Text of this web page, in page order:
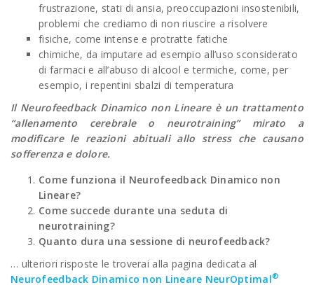
frustrazione, stati di ansia, preoccupazioni insostenibili,
problemi che crediamo di non riuscire a risolvere
fisiche, come intense e protratte fatiche
chimiche, da imputare ad esempio all’uso sconsiderato
di farmaci e all’abuso di alcool e termiche, come, per
esempio, i repentini sbalzi di temperatura
Il Neurofeedback Dinamico non Lineare è un trattamento
“allenamento cerebrale o neurotraining” mirato a
modificare le reazioni abituali allo stress che causano
sofferenza e dolore.
Come funziona il Neurofeedback Dinamico non
Lineare?
Come succede durante una seduta di
neurotraining?
Quanto dura una sessione di neurofeedback?
… ulteriori risposte le troverai alla pagina dedicata al
Neurofeedback Dinamico non Lineare NeurOptimal®